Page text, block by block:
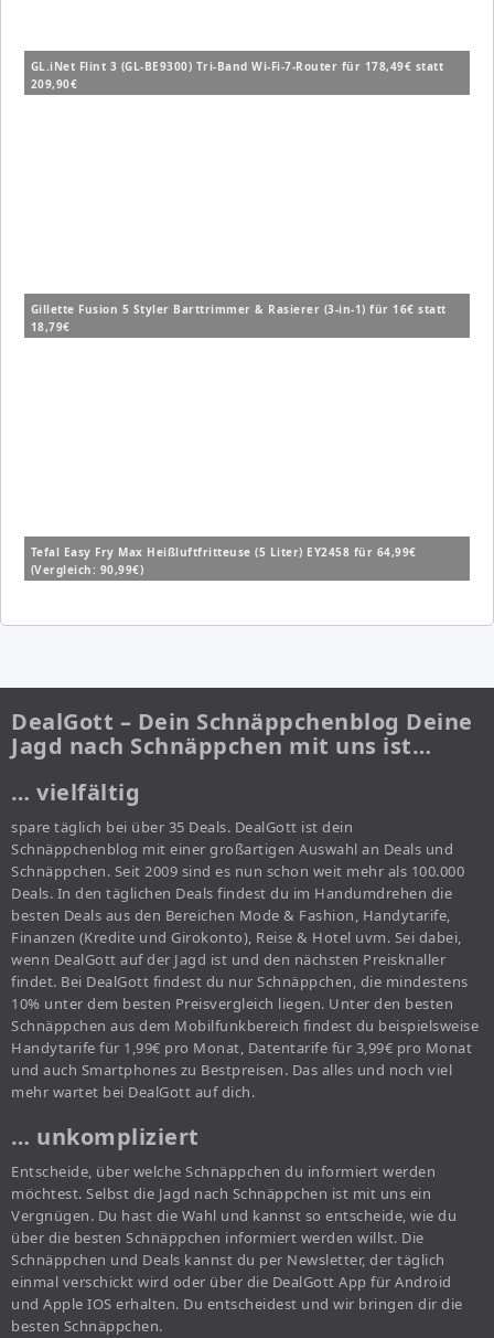
GL.iNet Flint 3 (GL-BE9300) Tri-Band Wi-Fi-7-Router für 178,49€ statt
209,90€
Gillette Fusion 5 Styler Barttrimmer & Rasierer (3-in-1) für 16€ statt
18,79€
Tefal Easy Fry Max Heißluftfritteuse (5 Liter) EY2458 für 64,99€
(Vergleich: 90,99€)
DealGott – Dein Schnäppchenblog Deine
Jagd nach Schnäppchen mit uns ist…
… vielfältig
spare täglich bei über 35 Deals. DealGott ist dein
Schnäppchenblog mit einer großartigen Auswahl an Deals und
Schnäppchen. Seit 2009 sind es nun schon weit mehr als 100.000
Deals. In den täglichen Deals findest du im Handumdrehen die
besten Deals aus den Bereichen Mode & Fashion, Handytarife,
Finanzen (Kredite und Girokonto), Reise & Hotel uvm. Sei dabei,
wenn DealGott auf der Jagd ist und den nächsten Preisknaller
findet. Bei DealGott findest du nur Schnäppchen, die mindestens
10% unter dem besten Preisvergleich liegen. Unter den besten
Schnäppchen aus dem Mobilfunkbereich findest du beispielsweise
Handytarife für 1,99€ pro Monat, Datentarife für 3,99€ pro Monat
und auch Smartphones zu Bestpreisen. Das alles und noch viel
mehr wartet bei DealGott auf dich.
… unkompliziert
Entscheide, über welche Schnäppchen du informiert werden
möchtest. Selbst die Jagd nach Schnäppchen ist mit uns ein
Vergnügen. Du hast die Wahl und kannst so entscheide, wie du
über die besten Schnäppchen informiert werden willst. Die
Schnäppchen und Deals kannst du per Newsletter, der täglich
einmal verschickt wird oder über die DealGott App für Android
und Apple IOS erhalten. Du entscheidest und wir bringen dir die
besten Schnäppchen.